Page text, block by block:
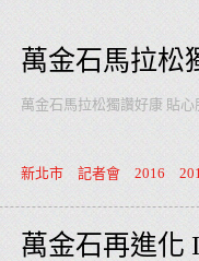
萬金石馬拉松
萬金石馬拉松獨讚好康 貼心
新北市 記者會 2016
萬金石再進化